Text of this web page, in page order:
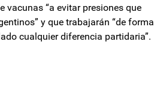
vacunas “a evitar presiones que
y que trabajarán “de forma
cualquier diferencia partidaria”.
china en Neuquén
bimestre